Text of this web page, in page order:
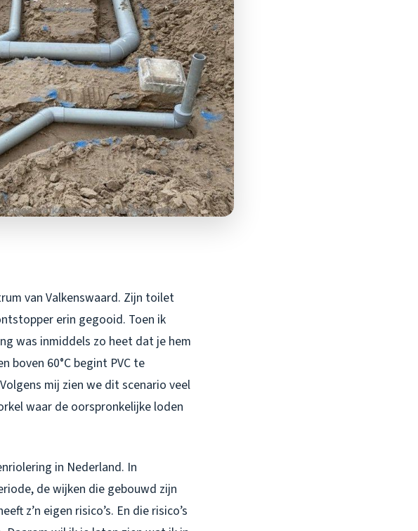
van Valkenswaard. Zijn toilet
erin gegooid. Toen ik
was inmiddels zo heet dat je hem
boven 60°C begint PVC te
mij zien we dit scenario veel
waar de oorspronkelijke loden
in Nederland. In
de wijken die gebouwd zijn
z’n eigen risico’s. En die risico’s